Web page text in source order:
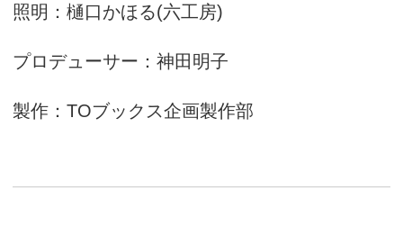
照明：樋口かほる(六工房)
プロデューサー：神田明子
製作：TOブックス企画製作部